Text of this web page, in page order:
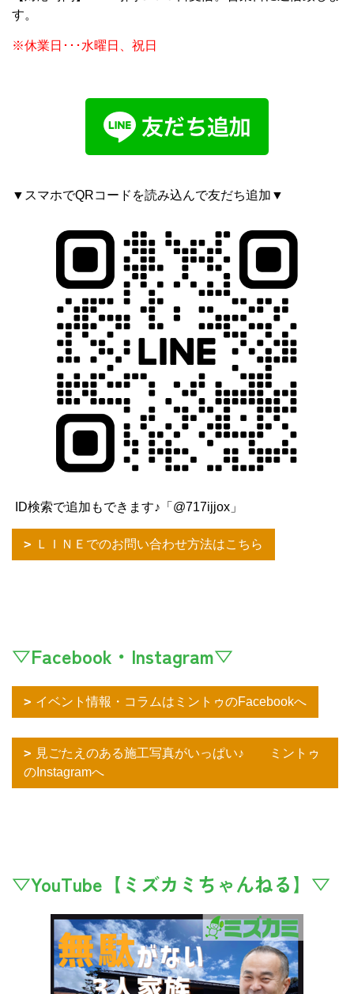
す。
※休業日･･･水曜日、祝日
▼スマホでQRコードを読み込んで友だち追加▼
ID検索で追加もできます♪「@717ijjox」
ＬＩＮＥでのお問い合わせ方法はこちら
▽Facebook・Instagram▽
イベント情報・コラムはミントゥのFacebookへ
見ごたえのある施工写真がいっぱい♪ ミントゥ
のInstagramへ
▽YouTube【ミズカミちゃんねる】▽